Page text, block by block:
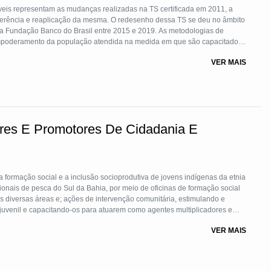
representam as mudanças realizadas na TS certificada em 2011, a
e reaplicação da mesma. O redesenho dessa TS se deu no âmbito
Fundação Banco do Brasil entre 2015 e 2019. As metodologias de
da população atendida na medida em que são capacitados
Habitacional-Programa Minha Casa Minha Vida, financiados pelo Banco
VER MAIS
E Promotores De Cidadania E
formação social e a inclusão socioprodutiva de jovens indígenas da etnia
de pesca do Sul da Bahia, por meio de oficinas de formação social
diversas áreas e; ações de intervenção comunitária, estimulando e
e capacitando-os para atuarem como agentes multiplicadores e
pesca de 10 municípios baianos, como estratégia de mitigação deVER MAIS